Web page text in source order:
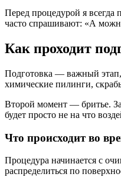
Перед процедурой я
часто спрашивают: «А
Как проходит
Подготовка — важный этап,
химические пилинги,
Второй момент — бритье.
будет просто не на что
Что происходит во
Процедура начинается с
распределиться по